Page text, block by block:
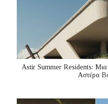
Astir Summer Residents: Μια
Αστέρα